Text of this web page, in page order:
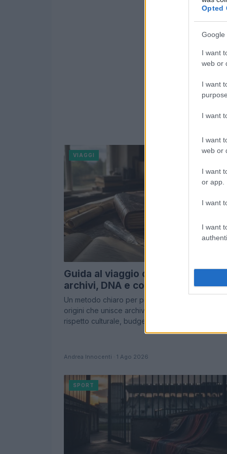
Opted
Google
I want
web or
I want
I want
I want
web or
I want
or app.
I want
I want
VIAGGI
Guida al viaggio delle origini tra
archivi, DNA e comunità
Un metodo chiaro per progettare un viaggio delle
origini che unisce archivi, DNA e comunità, con
rispetto culturale, budget realistico e logistica…
Andrea Innocenti · 1 Ago 2026
SPORT